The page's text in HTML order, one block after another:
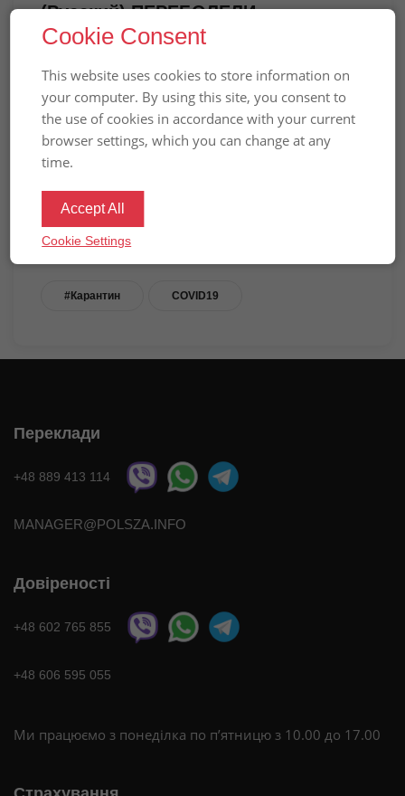
(Русский) ПЕРЕБОЛЕЛИ
«КОВИДОМ»? В ПОЛЬШУ МОЖНО
ВЪЕХАТЬ БЕЗ КАРАНТИНА
Вибачте цей текст доступний тільки в
“Російська ”.
ПРЕДЫДУЩАЯ НОВОСТЬ
#Карантин COVID19
Переклади
+48 889 413 114
MANAGER@POLSZA.INFO
Довіреності
+48 602 765 855
+48 606 595 055
Ми працюємо з понеділка по п’ятницю з 10.00 до 17.00
Cookie Consent
This website uses cookies to store information on
your computer. By using this site, you consent to
the use of cookies in accordance with your current
browser settings, which you can change at any
time.
Accept All
Cookie Settings